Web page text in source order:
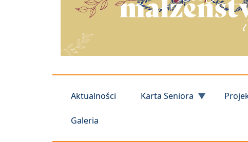
Aktualności Karta Seniora
Galeria